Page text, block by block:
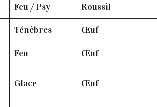
Feu / Psy Roussil
Ténèbres Œuf
Feu Œuf
Glace Œuf